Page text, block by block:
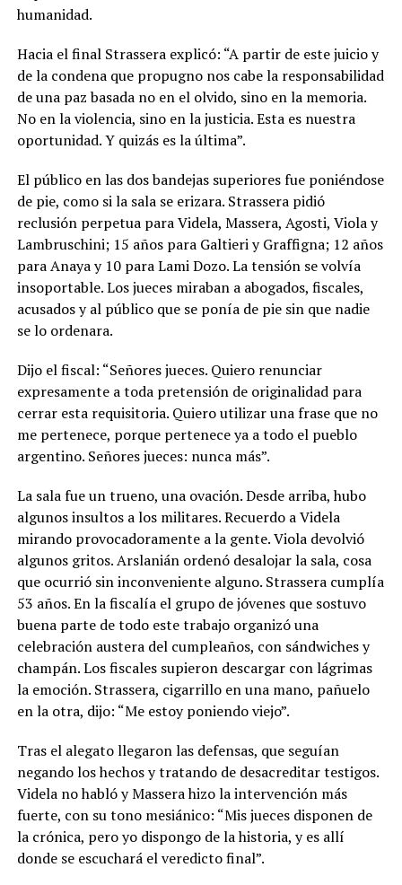
humanidad.
Hacia el final Strassera explicó: “A partir de este juicio y
de la condena que propugno nos cabe la responsabilidad
de una paz basada no en el olvido, sino en la memoria.
No en la violencia, sino en la justicia. Esta es nuestra
oportunidad. Y quizás es la última”.
El público en las dos bandejas superiores fue poniéndose
de pie, como si la sala se erizara. Strassera pidió
reclusión perpetua para Videla, Massera, Agosti, Viola y
Lambruschini; 15 años para Galtieri y Graffigna; 12 años
para Anaya y 10 para Lami Dozo. La tensión se volvía
insoportable. Los jueces miraban a abogados, fiscales,
acusados y al público que se ponía de pie sin que nadie
se lo ordenara.
Dijo el fiscal: “Señores jueces. Quiero renunciar
expresamente a toda pretensión de originalidad para
cerrar esta requisitoria. Quiero utilizar una frase que no
me pertenece, porque pertenece ya a todo el pueblo
argentino. Señores jueces: nunca más”.
La sala fue un trueno, una ovación. Desde arriba, hubo
algunos insultos a los militares. Recuerdo a Videla
mirando provocadoramente a la gente. Viola devolvió
algunos gritos. Arslanián ordenó desalojar la sala, cosa
que ocurrió sin inconveniente alguno. Strassera cumplía
53 años. En la fiscalía el grupo de jóvenes que sostuvo
buena parte de todo este trabajo organizó una
celebración austera del cumpleaños, con sándwiches y
champán. Los fiscales supieron descargar con lágrimas
la emoción. Strassera, cigarrillo en una mano, pañuelo
en la otra, dijo: “Me estoy poniendo viejo”.
Tras el alegato llegaron las defensas, que seguían
negando los hechos y tratando de desacreditar testigos.
Videla no habló y Massera hizo la intervención más
fuerte, con su tono mesiánico: “Mis jueces disponen de
la crónica, pero yo dispongo de la historia, y es allí
donde se escuchará el veredicto final”.